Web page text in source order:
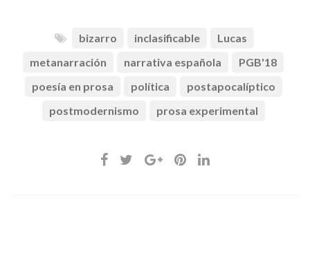
bizarro inclasificable
Lucas
metanarración
narrativa española
PGB'18
poesía en prosa
política
postapocalíptico
postmodernismo
prosa experimental